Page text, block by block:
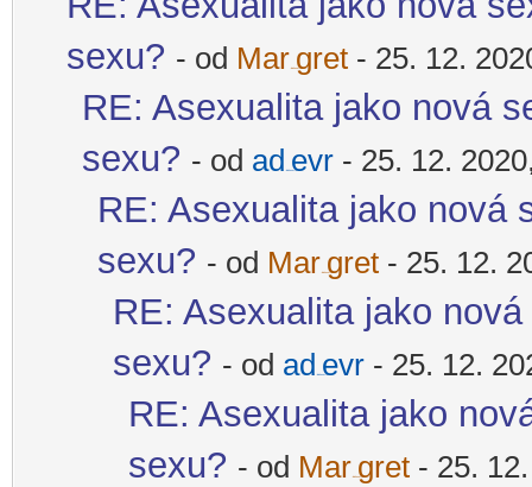
sexu? - od Mar -diskusni-forum-
gret - 25. 12.
RE: Asexualita jako nová
sexu? - od ad -diskusni-forum-
evr - 25. 12.
RE: Asexualita jako nová
sexu? - od Mar -diskusni-forum-
gret - 25. 12.
RE: Asexualita jako
sexu? - od ad -diskusni-forum-
evr - 25. 12.
RE: Asexualita jako
sexu? - od Mar -diskusni-forum-
gret - 25.